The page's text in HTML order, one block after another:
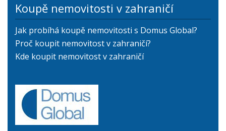
Koupě nemovitosti v zahraničí
Jak probíhá koupě nemovitosti s Domus Global?
Proč koupit nemovitost v zahraničí?
Kde koupit nemovitost v zahraničí